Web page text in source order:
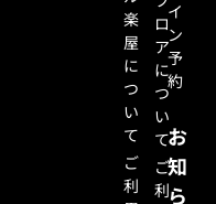
楽
屋
に
つ
い
て
ご
利
ロ
ア
に
つ
い
て
ご
利
イ
ン
予
約
お
知
ら